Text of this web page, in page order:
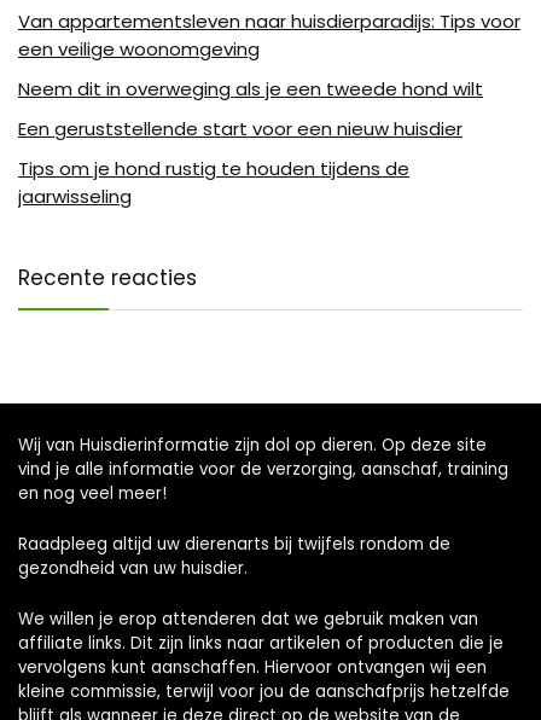
Van appartementsleven naar huisdierparadijs: Tips voor
een veilige woonomgeving
Neem dit in overweging als je een tweede hond wilt
Een geruststellende start voor een nieuw huisdier
Tips om je hond rustig te houden tijdens de
jaarwisseling
Recente reacties
Wij van Huisdierinformatie zijn dol op dieren. Op deze site
vind je alle informatie voor de verzorging, aanschaf, training
en nog veel meer!
Raadpleeg altijd uw dierenarts bij twijfels rondom de
gezondheid van uw huisdier.
We willen je erop attenderen dat we gebruik maken van
affiliate links. Dit zijn links naar artikelen of producten die je
vervolgens kunt aanschaffen. Hiervoor ontvangen wij een
kleine commissie, terwijl voor jou de aanschafprijs hetzelfde